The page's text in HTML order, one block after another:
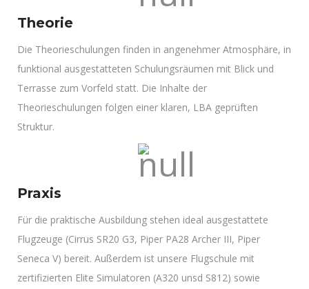
Theorie
Die Theorieschulungen finden in angenehmer Atmosphäre, in
funktional ausgestatteten Schulungsräumen mit Blick und
Terrasse zum Vorfeld statt. Die Inhalte der
Theorieschulungen folgen einer klaren, LBA geprüften
Struktur.
Praxis
Für die praktische Ausbildung stehen ideal ausgestattete
Flugzeuge (Cirrus SR20 G3, Piper PA28 Archer III, Piper
Seneca V) bereit. Außerdem ist unsere Flugschule mit
zertifizierten Elite Simulatoren (A320 unsd S812) sowie